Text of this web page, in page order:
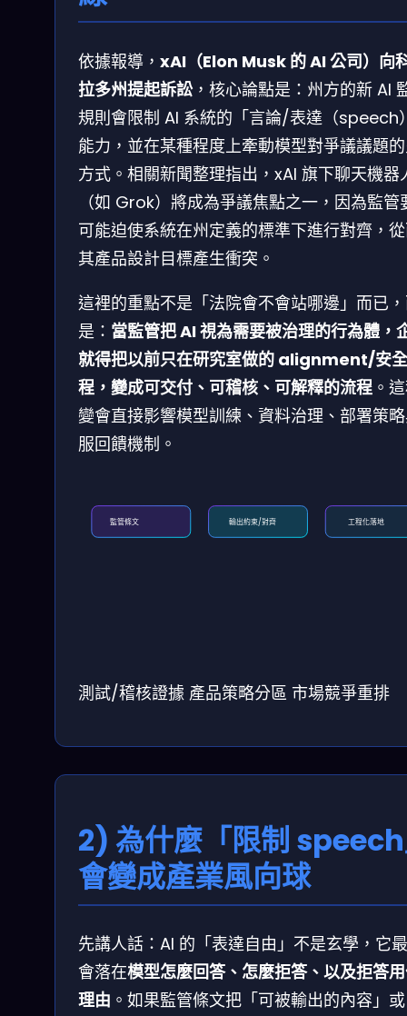
依據報導， xAI（Elon Musk 的 AI 公司）向
拉多州提起訴訟，核心論點是：州方的新 AI
規則會限制 AI 系統的「言論/表達（speech
能力，並在某種程度上牽動模型對爭議議題
方式。相關新聞整理指出，xAI 旗下聊天機器
（如 Grok）將成為爭議焦點之一，因為監管
可能迫使系統在州定義的標準下進行對齊，
其產品設計目標產生衝突。
這裡的重點不是「法院會不會站哪邊」而已
是： 當監管把 AI 視為需要被治理的行為體，
就得把以前只在研究室做的 alignment/安
程，變成可交付、可稽核、可解釋的流程 。
變會直接影響模型訓練、資料治理、部署策
服回饋機制。
監管條文 輸出約束/對齊 工程化落地
測試/稽核證據 產品策略分區 市場競爭重排
2) 為什麼「限制
會變成產業風向球
先講人話：AI 的「表達自由」不是玄學，它
會落在模型怎麼回答、怎麼拒答、以及拒答
理由 。如果監管條文把「可被輸出的內容」